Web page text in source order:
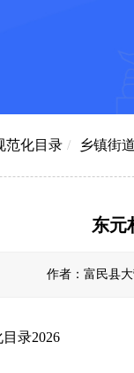
范化目录 / 乡镇街
东元
作者：富民县
录2026